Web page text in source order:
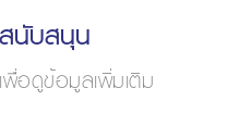
นับสนุน
อดูข้อมูลเพิ่มเติม